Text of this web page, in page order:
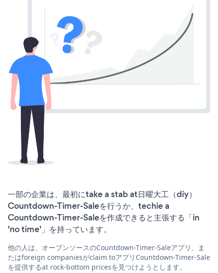
一部の企業は、最初にtake a stab at日曜大工（diy）
Countdown-Timer-Saleを行うか、techie a
Countdown-Timer-Saleを作成できると主張する「in
'no time'」を持っています。
他の人は、オープンソースのCountdown-Timer-Saleアプリ、ま
たはforeign companiesがclaim toアプリCountdown-Timer-Sale
を提供するat rock-bottom pricesを見つけようとします。